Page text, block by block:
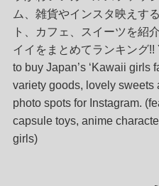
ム、雑貨やインスタ映えす
ト、カフェ、スイーツを紹
イイをまとめてランキング
to buy Japan’s ‘Kawaii girls
variety goods, lovely sweets
photo spots for Instagram.
capsule toys, anime
girls)